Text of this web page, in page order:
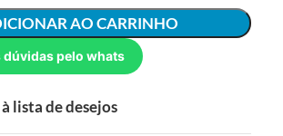
AO CARRINHO
dúvidas pelo whats
lista de desejos